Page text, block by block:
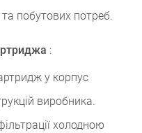
побутових потреб.
:
у корпус
виробника.
холодною